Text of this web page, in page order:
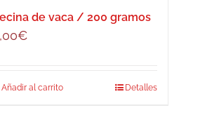
de vaca / 200 gramos
€
Añadir al carrito Detalles